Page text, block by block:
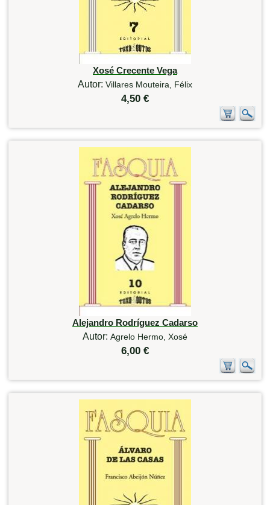
Xosé Crecente Vega
Autor: Villares Mouteira, Félix
4,50 €
Alejandro Rodríguez Cadarso
Autor: Agrelo Hermo, Xosé
6,00 €